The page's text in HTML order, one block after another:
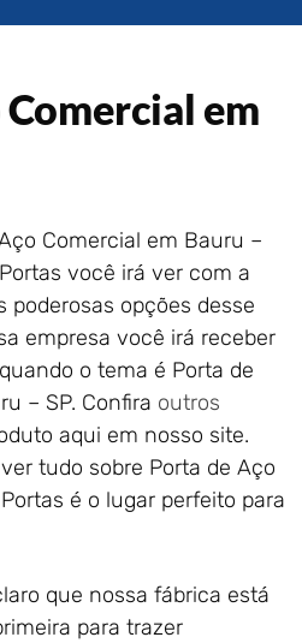
Portão de Garagem de
Enrolar em Queimados – RJ
Enrolar em Paraty – RJ
Portão de Garagem de
Enrolar em Nova Iguaçu – RJ
Portão de Garagem de
Enrolar em Nova Friburgo –
RJ
em
Comercial em Bauru –
você irá ver com a
poderosas opções desse
empresa você irá receber
o tema é Porta de
– SP. Confira outros
aqui em nosso site.
tudo sobre Porta de Aço
é o lugar perfeito para
que nossa fábrica está
para trazer